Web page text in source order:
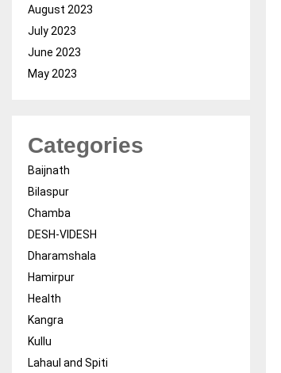
August 2023
July 2023
June 2023
May 2023
Categories
Baijnath
Bilaspur
Chamba
DESH-VIDESH
Dharamshala
Hamirpur
Health
Kangra
Kullu
Lahaul and Spiti